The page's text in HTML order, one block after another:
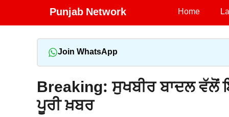
Punjab Network Home
Join WhatsApp
Breaking: ਸੁਖਬੀਰ ਬਾਦਲ ਵੱਲੋਂ
ਪੂਰੀ ਖ਼ਬਰ